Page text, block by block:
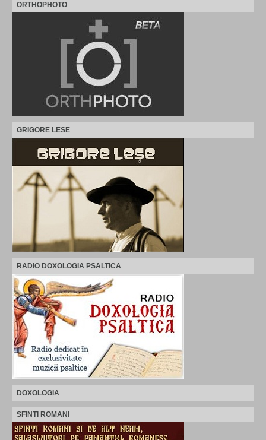
ORTHOPHOTO
GRIGORE LESE
RADIO DOXOLOGIA PSALTICA
DOXOLOGIA
SFINTI ROMANI